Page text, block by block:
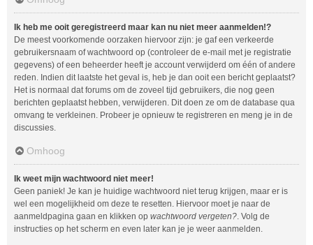
Ik heb me ooit geregistreerd maar kan nu niet meer aanmelden!?
De meest voorkomende oorzaken hiervoor zijn: je gaf een verkeerde
gebruikersnaam of wachtwoord op (controleer de e-mail met je registratie
gegevens) of een beheerder heeft je account verwijderd om één of andere
reden. Indien dit laatste het geval is, heb je dan ooit een bericht geplaatst?
Het is normaal dat forums om de zoveel tijd gebruikers, die nog geen
berichten geplaatst hebben, verwijderen. Dit doen ze om de database qua
omvang te verkleinen. Probeer je opnieuw te registreren en meng je in de
discussies.
Omhoog
Ik weet mijn wachtwoord niet meer!
Geen paniek! Je kan je huidige wachtwoord niet terug krijgen, maar er is
wel een mogelijkheid om deze te resetten. Hiervoor moet je naar de
aanmeldpagina gaan en klikken op wachtwoord vergeten?. Volg de
instructies op het scherm en even later kan je je weer aanmelden.